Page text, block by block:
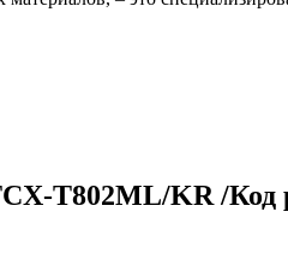
T802ML/KR /Код